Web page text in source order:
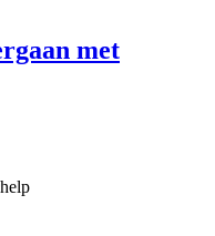
met